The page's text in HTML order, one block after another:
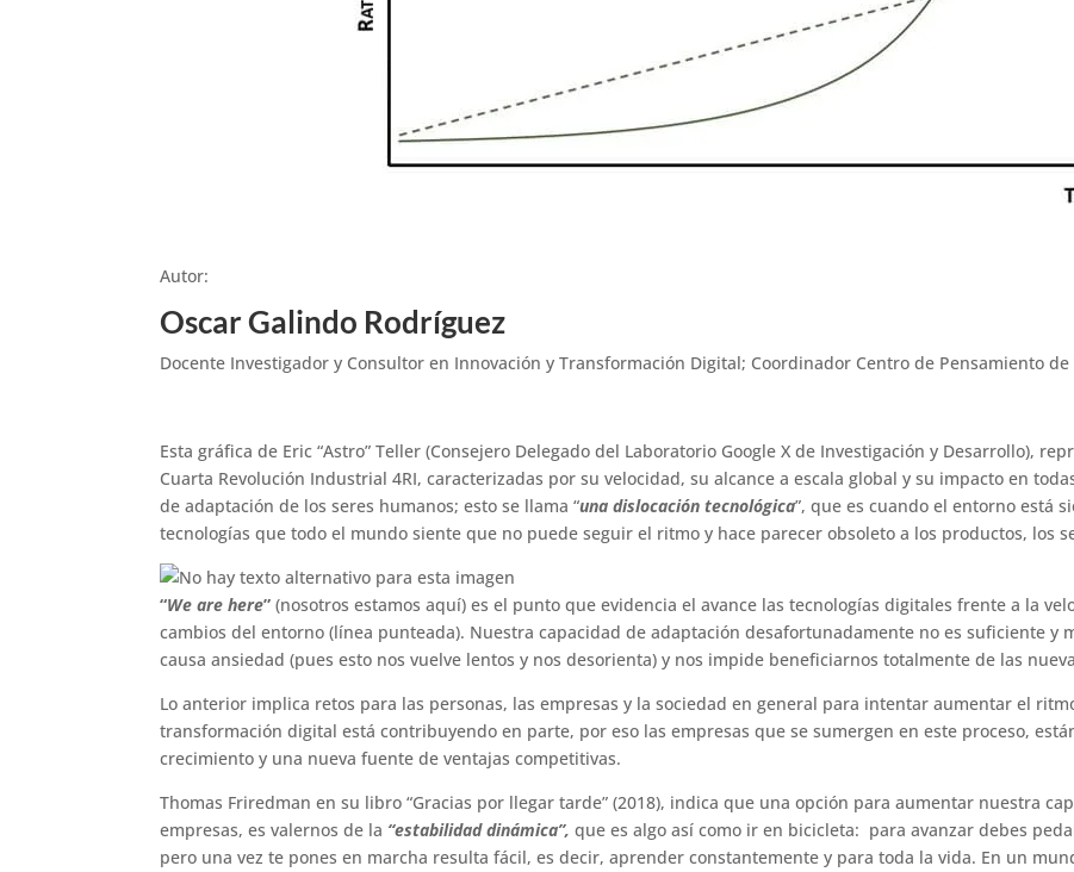
Autor:
Oscar Galindo Rodríguez
Docente Investigador y Consultor en Innovación y Transformación Digital; Coordinador Centro de Pensamiento
Esta gráfica de Eric “Astro” Teller (Consejero Delegado del Laboratorio Google X de Investigación y Desarrollo),
Cuarta Revolución Industrial 4RI, caracterizadas por su velocidad, su alcance a escala global y su impacto en
de adaptación de los seres humanos; esto se llama “una dislocación tecnológica”, que es cuando el entorno está
tecnologías que todo el mundo siente que no puede seguir el ritmo y hace parecer obsoleto a los productos, los
“We are here” (nosotros estamos aquí) es el punto que evidencia el avance las tecnologías digitales frente a la
cambios del entorno (línea punteada). Nuestra capacidad de adaptación desafortunadamente no es suficiente y
causa ansiedad (pues esto nos vuelve lentos y nos desorienta) y nos impide beneficiarnos totalmente de las
Lo anterior implica retos para las personas, las empresas y la sociedad en general para intentar aumentar el
transformación digital está contribuyendo en parte, por eso las empresas que se sumergen en este proceso,
crecimiento y una nueva fuente de ventajas competitivas.
Thomas Friredman en su libro “Gracias por llegar tarde” (2018), indica que una opción para aumentar nuestra
empresas, es valernos de la “estabilidad dinámica”, que es algo así como ir en bicicleta: para avanzar debes
pero una vez te pones en marcha resulta fácil, es decir, aprender constantemente y para toda la vida. En un